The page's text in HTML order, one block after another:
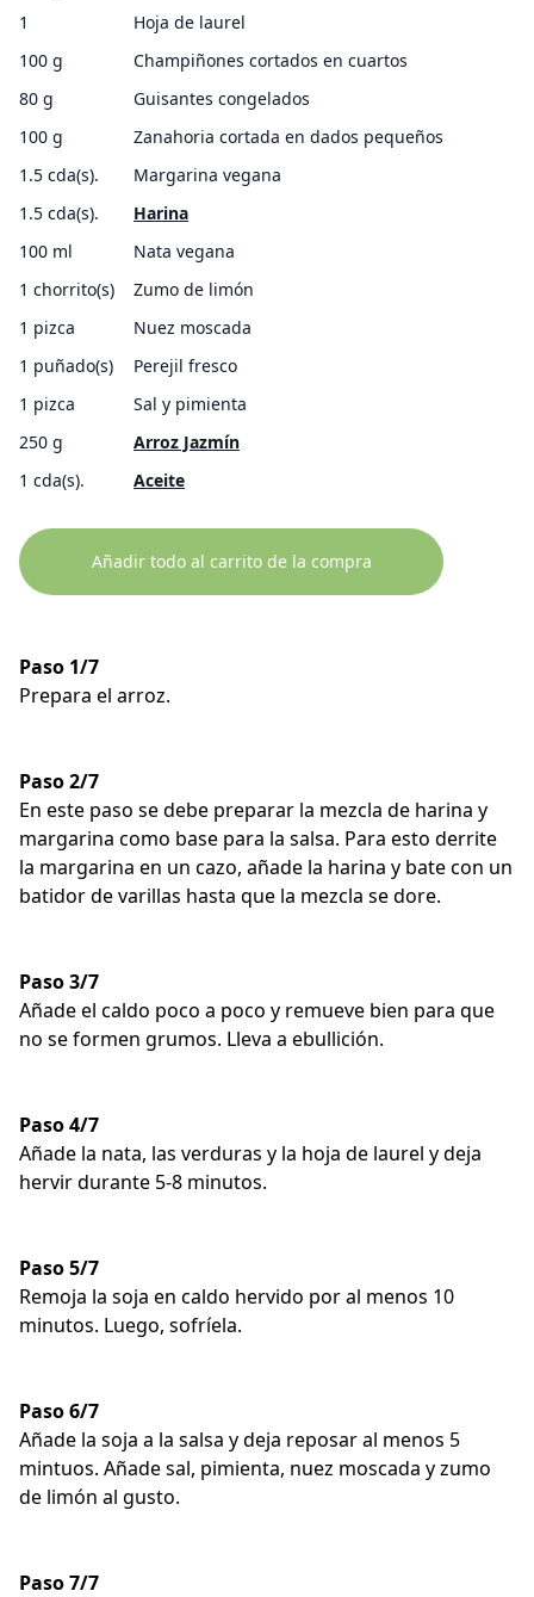
1
Hoja de laurel
100 g
Champiñones cortados en cuartos
80 g
Guisantes congelados
100 g
Zanahoria cortada en dados pequeños
1.5 cda(s).
Margarina vegana
1.5 cda(s).
Harina
100 ml
Nata vegana
1 chorrito(s)
Zumo de limón
1 pizca
Nuez moscada
1 puñado(s)
Perejil fresco
1 pizca
Sal y pimienta
250 g
Arroz Jazmín
1 cda(s).
Aceite
Añadir todo al carrito de la compra
Paso 1/7
Prepara el arroz.
Paso 2/7
En este paso se debe preparar la mezcla de harina y
margarina como base para la salsa. Para esto derrite
la margarina en un cazo, añade la harina y bate con un
batidor de varillas hasta que la mezcla se dore.
Paso 3/7
Añade el caldo poco a poco y remueve bien para que
no se formen grumos. Lleva a ebullición.
Paso 4/7
Añade la nata, las verduras y la hoja de laurel y deja
hervir durante 5-8 minutos.
Paso 5/7
Remoja la soja en caldo hervido por al menos 10
minutos. Luego, sofríela.
Paso 6/7
Añade la soja a la salsa y deja reposar al menos 5
mintuos. Añade sal, pimienta, nuez moscada y zumo
de limón al gusto.
Paso 7/7